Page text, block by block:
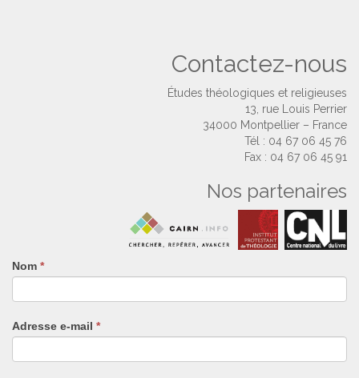
Contactez-nous
Études théologiques et religieuses
13, rue Louis Perrier
34000 Montpellier – France
Tél : 04 67 06 45 76
Fax : 04 67 06 45 91
Nos partenaires
Nom *
Adresse e-mail *
Si
vous
êtes
humain,
remplissez